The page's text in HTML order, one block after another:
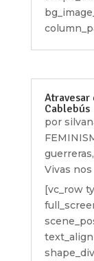
Cablebús
por
guerreras,
Vivas
[vc_row